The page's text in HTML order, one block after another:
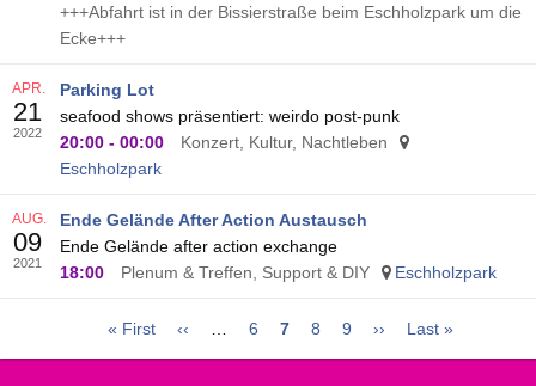
+++Abfahrt ist in der Bissierstraße beim Eschholzpark um die
Ecke+++
Parking Lot
seafood shows präsentiert: weirdo post-punk
20:00 - 00:00
Konzert, Kultur, Nachtleben
Eschholzpark
APR.
21
2022
Ende Gelände After Action Austausch
Ende Gelände after action exchange
18:00
Plenum & Treffen, Support & DIY Eschholzpark
AUG.
09
2021
Seitennummerierung
Erste
Seite
« First
Vorherige
Seite
‹‹ Seite
6
Aktuelle
Seite
7 Seite
8 Seite
9
Nächste
Seite
››
Letzte
Seite
Last »